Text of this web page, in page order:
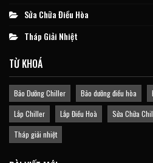
Sửa Chữa Điều Hòa
Tháp Giải Nhiệt
TỪ KHOÁ
Bảo Dưỡng Chiller Bảo dưỡng điều hòa
Lắp Chiller
Lắp Điều Hoà Sửa Chữa
Tháp giải nhiệt